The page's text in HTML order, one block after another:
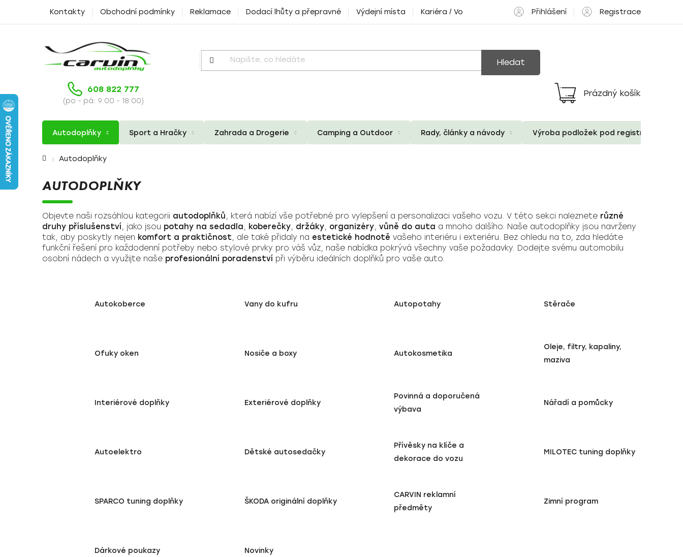
Kontakty Obchodní podmínky Reklamace Dodací lhůty a přepravné Výdejní místa Kariéra / Volné pozice Přihlášení Registrace
Hledat
608 822 777
(po - pá: 9:00 - 18:00)
Nákupní
košík
Prázdný košík
Autodoplňky Sport a Hračky Zahrada a Drogerie Camping a Outdoor Rady, články a návody Výroba podložek pod registrační
Domů Autodoplňky
AUTODOPLŇKY
Objevte naši rozsáhlou kategorii autodoplňků, která nabízí vše potřebné pro vylepšení a personalizaci vašeho vozu. V této sekci naleznete různé
druhy příslušenství, jako jsou potahy na sedadla, koberečky, držáky, organizéry, vůně do auta a mnoho dalšího. Naše autodoplňky jsou navrženy
tak, aby poskytly nejen komfort a praktičnost, ale také přidaly na estetické hodnotě vašeho interiéru i exteriéru. Bez ohledu na to, zda hledáte
funkční řešení pro každodenní potřeby nebo stylové prvky pro váš vůz, naše nabídka pokrývá všechny vaše požadavky. Dodejte svému automobilu
osobní nádech a využijte naše profesionální poradenství při výběru ideálních doplňků pro vaše auto.
Autokoberce Vany do kufru Autopotahy Stěrače
Ofuky oken Nosiče a boxy Autokosmetika
Oleje, filtry, kapaliny,
maziva
Interiérové doplňky Exteriérové doplňky
Povinná a doporučená
výbava
Nářadí a pomůcky
Autoelektro Dětské autosedačky
Přívěsky na klíče a
dekorace do vozu
MILOTEC tuning doplňky
SPARCO tuning doplňky ŠKODA originální doplňky
CARVIN reklamní
předměty
Zimní program
Dárkové poukazy Novinky